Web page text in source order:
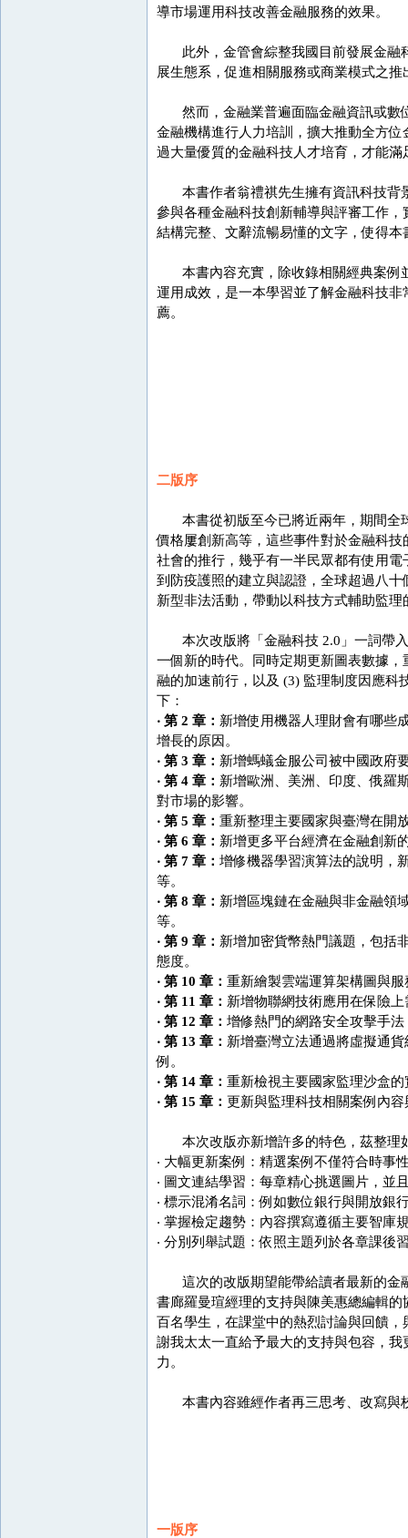
導市場運用科技改善金融服務的效果。
此外，金管會綜整我國目前發展金融
展生態系，促進相關服務或商業模式之
然而，金融業普遍面臨金融資訊或數
金融機構進行人力培訓，擴大推動全方
過大量優質的金融科技人才培育，才能
本書作者翁禮祺先生擁有資訊科技背
參與各種金融科技創新輔導與評審工作
結構完整、文辭流暢易懂的文字，使得
本書內容充實，除收錄相關經典案例
運用成效，是一本學習並了解金融科技
薦。
二版序
本書從初版至今已將近兩年，期間全
價格屢創新高等，這些事件對於金融科
社會的推行，幾乎有一半民眾都有使用
到防疫護照的建立與認證，全球超過八
新型非法活動，帶動以科技方式輔助監
本次改版將「金融科技 2.0」一詞帶入
一個新的時代。同時定期更新圖表數據
融的加速前行，以及 (3) 監理制度因應科
下：
‧ 第 2 章： 新增使用機器人理財會有哪些
增長的原因。
‧ 第 3 章： 新增螞蟻金服公司被中國政府
‧ 第 4 章： 新增歐洲、美洲、印度、俄羅
對市場的影響。
‧ 第 5 章：重新整理主要國家與臺灣在開
‧ 第 6 章： 新增更多平台經濟在金融創新
‧ 第 7 章：增修機器學習演算法的說明，
等。
‧ 第 8 章： 新增區塊鏈在金融與非金融領
等。
‧ 第 9 章： 新增加密貨幣熱門議題，包括
態度。
‧ 第 10 章：重新繪製雲端運算架構圖與
‧ 第 11 章： 新增物聯網技術應用在保險
‧ 第 12 章：增修熱門的網路安全攻擊手
‧ 第 13 章： 新增臺灣立法通過將虛擬通
例。
‧ 第 14 章：重新檢視主要國家監理沙盒
‧ 第 15 章：更新與監理科技相關案例內
本次改版亦新增許多的特色，茲整理
‧ 大幅更新案例：精選案例不僅符合時事
‧ 圖文連結學習：每章精心挑選圖片，並
‧ 標示混淆名詞：例如數位銀行與開放銀
‧ 掌握檢定趨勢：內容撰寫遵循主要智庫
‧ 分別列舉試題：依照主題列於各章課後
這次的改版期望能帶給讀者最新的金
書廊羅曼瑄經理的支持與陳美惠總編輯
百名學生，在課堂中的熱烈討論與回饋
謝我太太一直給予最大的支持與包容，
力。
本書內容雖經作者再三思考、改寫與
一版序